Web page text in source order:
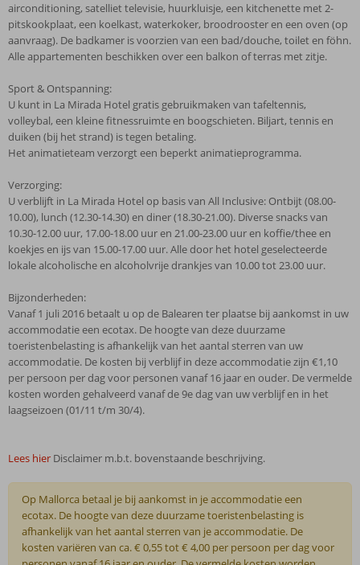
airconditioning, satelliet televisie, huurkluisje, een kitchenette met 2-
pitskookplaat, een koelkast, waterkoker, broodrooster en een oven (op
aanvraag). De badkamer is voorzien van een bad/douche, toilet en föhn.
Alle appartementen beschikken over een balkon of terras met zitje.
Sport & Ontspanning:
U kunt in La Mirada Hotel gratis gebruikmaken van tafeltennis,
volleybal, een kleine fitnessruimte en boogschieten. Biljart, tennis en
duiken (bij het strand) is tegen betaling.
Het animatieteam verzorgt een beperkt animatieprogramma.
Verzorging:
U verblijft in La Mirada Hotel op basis van All Inclusive: Ontbijt (08.00-
10.00), lunch (12.30-14.30) en diner (18.30-21.00). Diverse snacks van
10.30-12.00 uur, 17.00-18.00 uur en 21.00-23.00 uur en koffie/thee en
koekjes en ijs van 15.00-17.00 uur. Alle door het hotel geselecteerde
lokale alcoholische en alcoholvrije drankjes van 10.00 tot 23.00 uur.
Bijzonderheden:
Vanaf 1 juli 2016 betaalt u op de Balearen ter plaatse bij aankomst in uw
accommodatie een ecotax. De hoogte van deze duurzame
toeristenbelasting is afhankelijk van het aantal sterren van uw
accommodatie. De kosten bij verblijf in deze accommodatie zijn €1,10
per persoon per dag voor personen vanaf 16 jaar en ouder. De vermelde
kosten worden gehalveerd vanaf de 9e dag van uw verblijf en in het
laagseizoen (01/11 t/m 30/4).
Lees hier Disclaimer m.b.t. bovenstaande beschrijving.
Op Mallorca betaal je bij aankomst in je accommodatie een
ecotax. De hoogte van deze duurzame toeristenbelasting is
afhankelijk van het aantal sterren van je accommodatie. De
kosten variëren van ca. € 0,55 tot € 4,00 per persoon per dag voor